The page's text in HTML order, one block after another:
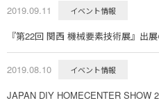
2019.09.11 イベント情報
『第22回 関西 機械要素技術展』出
2019.08.10 イベント情報
JAPAN DIY HOMECENTER SHOW